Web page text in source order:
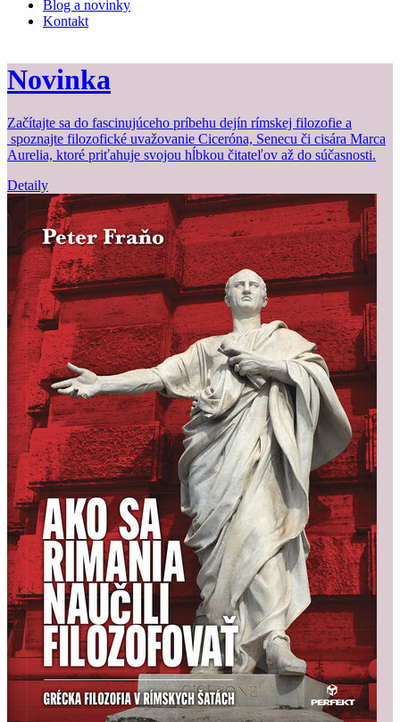
Blog a novinky
Kontakt
Novinka
Začítajte sa do fascinujúceho príbehu dejín rímskej filozofie a
spoznajte filozofické uvažovanie Ciceróna, Senecu či cisára Marca
Aurelia, ktoré priťahuje svojou hĺbkou čitateľov až do súčasnosti.
Detaily